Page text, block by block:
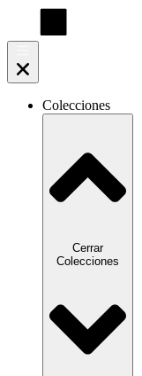
contenido
Colecciones
Cerrar
Colecciones